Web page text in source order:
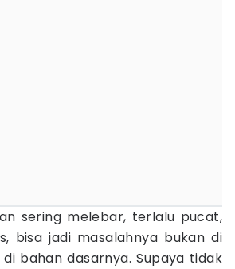
sering melebar, terlalu pucat,
bisa jadi masalahnya bukan di
bahan dasarnya. Supaya tidak